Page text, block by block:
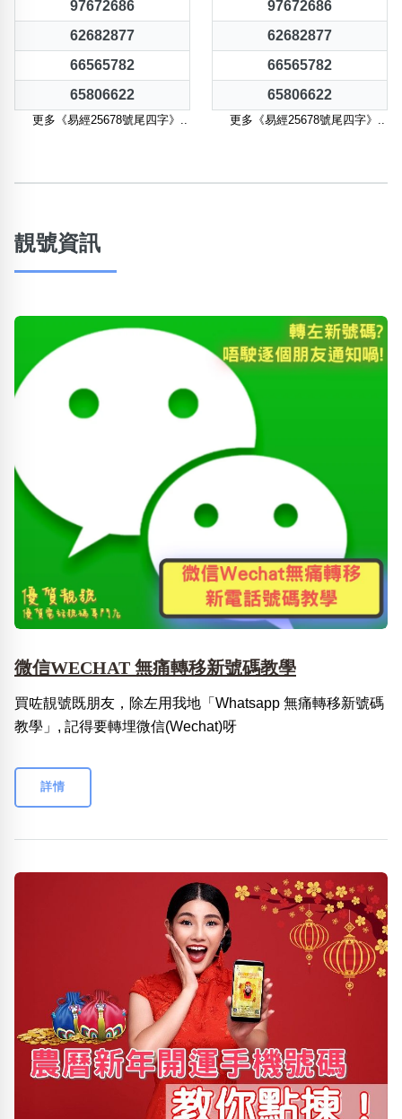
97672686
62682877
66565782
65806622
更多《易經25678號尾四字》..
97672686
62682877
66565782
65806622
更多《易經25678號尾四字》..
靚號資訊
微信WECHAT 無痛轉移新號碼教學
買咗靚號既朋友，除左用我地「Whatsapp 無痛轉移新號碼
教學」, 記得要轉埋微信(Wechat)呀
詳情